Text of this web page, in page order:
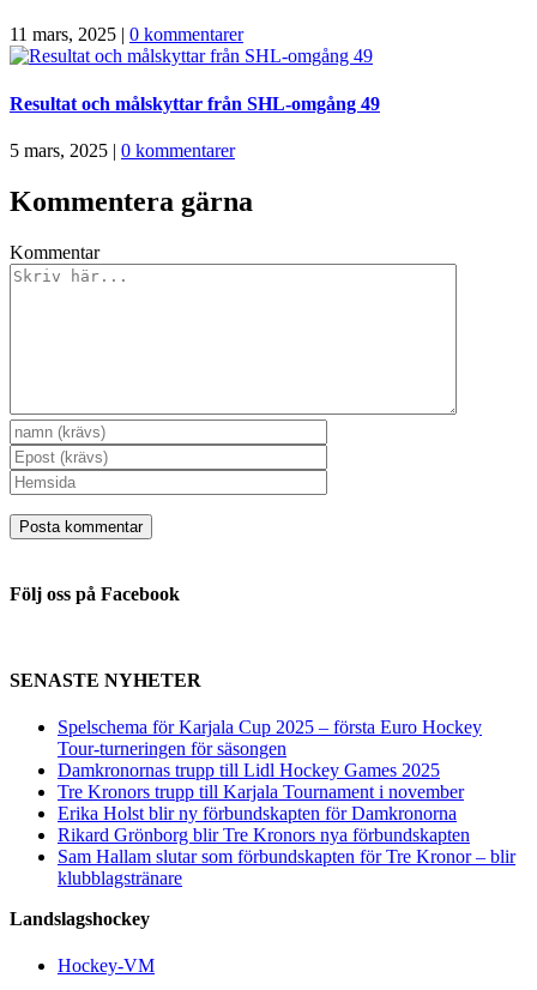
11 mars, 2025 0 kommentarer
Resultat och målskyttar från SHL-omgång 49
5 mars, 2025 | 0 kommentarer
Kommentera gärna
Kommentar
Följ oss på Facebook
SENASTE NYHETER
Spelschema för Karjala Cup 2025 – första Euro Hockey
Tour-turneringen för säsongen
Damkronornas trupp till Lidl Hockey Games 2025
Tre Kronors trupp till Karjala Tournament i november
Erika Holst blir ny förbundskapten för Damkronorna
Rikard Grönborg blir Tre Kronors nya förbundskapten
Sam Hallam slutar som förbundskapten för Tre Kronor – blir
klubblagstränare
Landslagshockey
Hockey-VM